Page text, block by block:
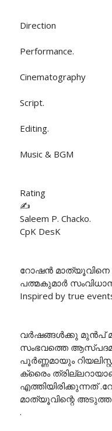
Direction :
Performance.
Script. :
Editing. :
Music & BGM
Rating :
✍️
Saleem P. Chacko.
CpK DesK
റോഷൻ മാത്യൂവിനെ
പത്മകുമാർ
Inspired by true
വർഷങ്ങൾക്കു മുൻപ്
സംഭവത്തെ
പൂർണ്ണമായും
ക്രൈം
എത്തിയിരിക്കുന്നത്
മാത്യൂവിന്റെ
.